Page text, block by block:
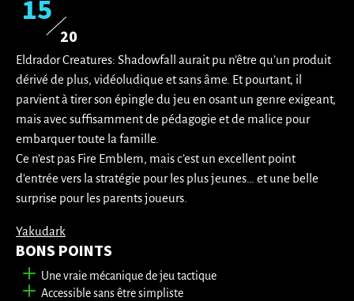
15
20
Eldrador Creatures: Shadowfall aurait pu n’être qu’un produit
dérivé de plus, vidéoludique et sans âme. Et pourtant, il
parvient à tirer son épingle du jeu en osant un genre exigeant,
mais avec suffisamment de pédagogie et de malice pour
embarquer toute la famille.
Ce n’est pas Fire Emblem, mais c’est un excellent point
d’entrée vers la stratégie pour les plus jeunes… et une belle
surprise pour les parents joueurs.
Yakudark
BONS POINTS
Une vraie mécanique de jeu tactique
Accessible sans être simpliste